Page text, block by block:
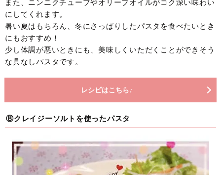
また、ニンニクチューブやオリーブオイルがコク深い味わい
にしてくれます。
暑い夏はもちろん、冬にさっぱりしたパスタを食べたいとき
にもおすすめ！
少し体調が悪いときにも、美味しくいただくことができそう
な具なしパスタです。
レシピはこちら♪
⑧クレイジーソルトを使ったパスタ